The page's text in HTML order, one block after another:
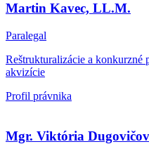
Martin Kavec, LL.M.
Paralegal
Reštrukturalizácie a konkurzné
akvizície
Profil právnika
Mgr. Viktória